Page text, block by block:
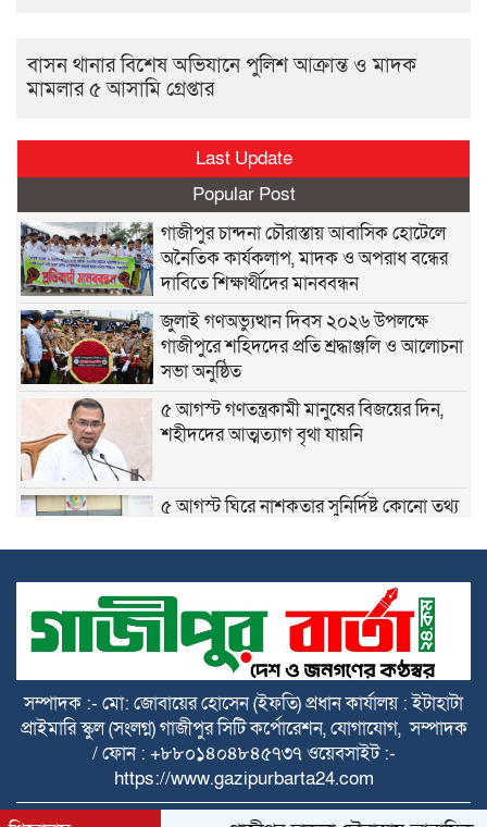
বাসন থানার বিশেষ অভিযানে পুলিশ আক্রান্ত ও মাদক
মামলার ৫ আসামি গ্রেপ্তার
Last Update
Popular Post
গাজীপুর চান্দনা চৌরাস্তায় আবাসিক হোটেলে
অনৈতিক কার্যকলাপ, মাদক ও অপরাধ বন্ধের
দাবিতে শিক্ষার্থীদের মানববন্ধন
জুলাই গণঅভ্যুত্থান দিবস ২০২৬ উপলক্ষে
গাজীপুরে শহিদদের প্রতি শ্রদ্ধাঞ্জলি ও আলোচনা
সভা অনুষ্ঠিত
৫ আগস্ট গণতন্ত্রকামী মানুষের বিজয়ের দিন,
শহীদদের আত্মত্যাগ বৃথা যায়নি
৫ আগস্ট ঘিরে নাশকতার সুনির্দিষ্ট কোনো তথ্য
গাজীপুরের কোনাবাড়ীতে আইফোনসহ ৪৪টি
চোরাই মোবাইল উদ্ধার, গ্রেপ্তার ২
বাসন থানার বিশেষ অভিযানে পুলিশ আক্রান্ত ও
মাদক মামলার ৫ আসামি গ্রেপ্তার
জুলাই গণঅভ্যুত্থান দিবস উপলক্ষে দেশজুড়ে
বিশেষ নিরাপত্তা জোরদার
সম্পাদক :- মো: জোবায়ের হোসেন (ইফতি) প্রধান কার্যালয় : ইটাহাটা
প্রাইমারি স্কুল (সংলগ্ন) গাজীপুর সিটি কর্পোরেশন, যোগাযোগ, সম্পাদক
/ ফোন : +৮৮০১৪০৪৮৪৫৭৩৭ ওয়েবসাইট :-
https://www.gazipurbarta24.com